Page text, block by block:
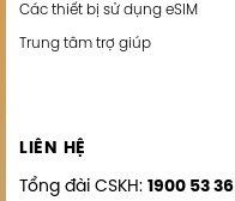
Các thiết bị sử dụng eSIM
Trung tâm trợ giúp
LIÊN HỆ
Tổng đài CSKH: 1900 53 36